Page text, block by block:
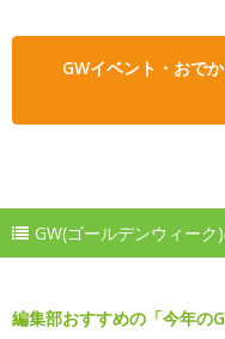
GWイベント・おで
GW(ゴールデンウィー
編集部おすすめの「今年の